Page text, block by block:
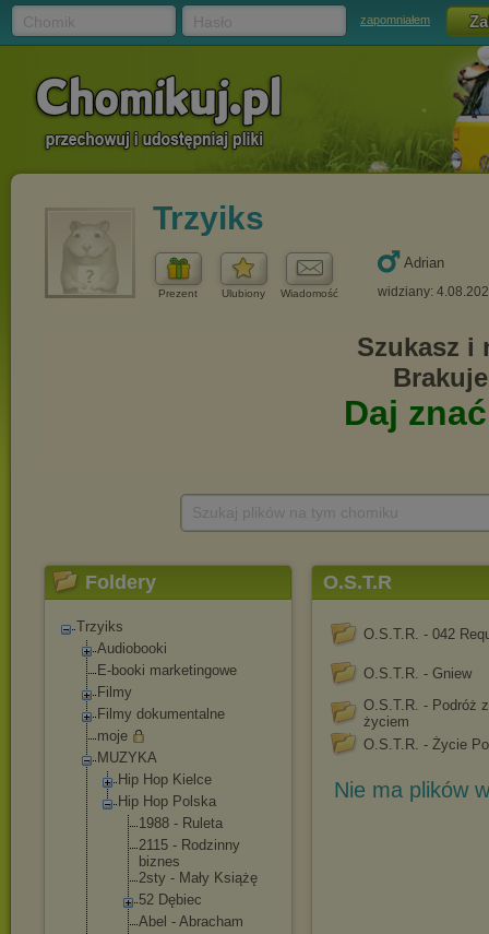
zapomniałem
Trzyiks
Prezent Ulubiony Wiadomość
Adrian
widziany:
Foldery
Trzyiks
Audiobooki
E-booki marketingowe
Filmy
Filmy dokumentalne
moje
MUZYKA
Hip Hop Kielce
Hip Hop Polska
1988 - Ruleta
2115 - Rodzinny
biznes
2sty - Mały Książę
52 Dębiec
Abel - Abracham
O.S.T.R
O.S.T.R. - 042
O.S.T.R. - Gniew
O.S.T.R. - Podróż
życiem
O.S.T.R. - Życie
Nie ma plików